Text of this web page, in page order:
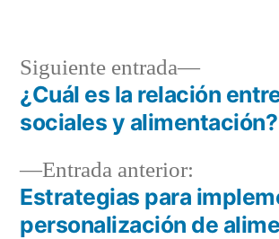
Navegación
entradas
Entrada anterior:
anterior:
Estrategias para
personalización de
Siguiente entrada
Siguiente
entrada:
¿Cuál es la relación
sociales y alimentación?